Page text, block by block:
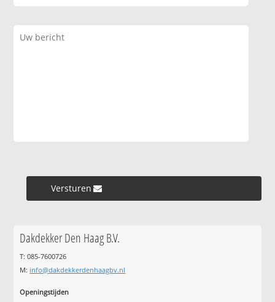
Versturen »
Dakdekker Den Haag B.V.
T: 085-7600726
M: info@dakdekkerdenhaagbv.nl
Openingstijden